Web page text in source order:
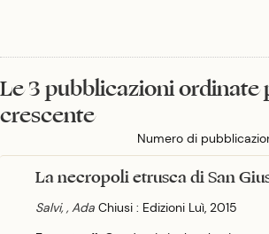
Le 3 pubblicazioni ordinate
crescente
Numero di
La necropoli etrusca di San
Salvi, , Ada Chiusi : Edizioni Luì, 2015